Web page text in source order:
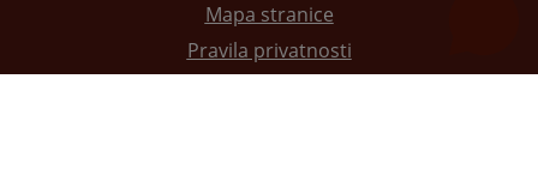
Mapa stranice
Pravila privatnosti